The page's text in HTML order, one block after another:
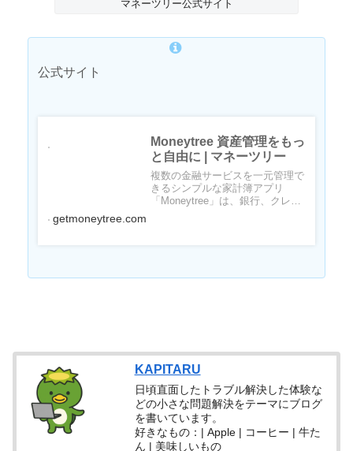
マネーツリー公式サイト
公式サイト
Moneytree 資産管理をもっ
と自由に | マネーツリー
複数の金融サービスを一元管理で
きるシンプルな家計簿アプリ
「Moneytree」は、銀行、クレジ
getmoneytree.com
KAPITARU
日頃直面したトラブル解決した体験な
どの小さな問題解決をテーマにブログ
を書いています。
好きなもの：| Apple | コーヒー | 牛た
ん | 美味しいもの